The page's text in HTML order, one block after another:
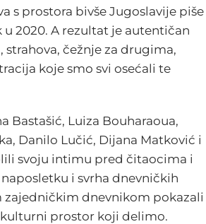
s prostora bivše Jugoslavije piše
2020. A rezultat je autentičan
čežnje za drugima,
koje smo svi osećali te
Bastašić, Luiza Bouharaoua,
Danilo Lučić, Dijana Matković i
svoju intimu pred čitaocima i
i svrha dnevničkih
zajedničkim dnevnikom pokazali
prostor koji delimo.